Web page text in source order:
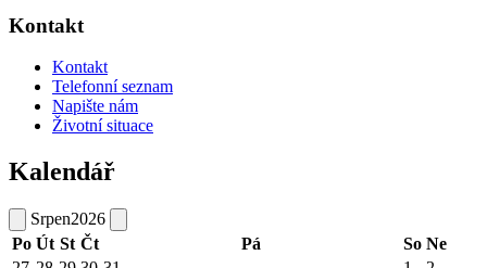
Kontakt
Kontakt
Telefonní seznam
Napište nám
Životní situace
Kalendář
Srpen2026
Po Út St Čt Pá So Ne